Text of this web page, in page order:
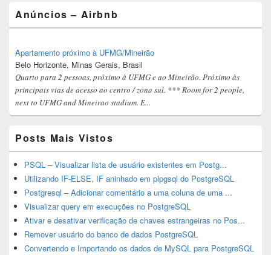
Anúncios – Airbnb
Apartamento próximo à UFMG/Mineirão
Belo Horizonte, Minas Gerais, Brasil
Quarto para 2 pessoas, próximo à UFMG e ao Mineirão. Próximo às
principais vias de acesso ao centro / zona sul. *** Room for 2 people,
next to UFMG and Mineirao stadium. E...
Posts Mais Vistos
PSQL – Visualizar lista de usuário existentes em Postg...
Utilizando IF-ELSE, IF aninhado em plpgsql do PostgreSQL
Postgresql – Adicionar comentário a uma coluna de uma ...
Visualizar query em execuções no PostgreSQL
Ativar e desativar verificação de chaves estrangeiras no Pos...
Remover usuário do banco de dados PostgreSQL
Convertendo e Importando os dados de MySQL para PostgreSQL